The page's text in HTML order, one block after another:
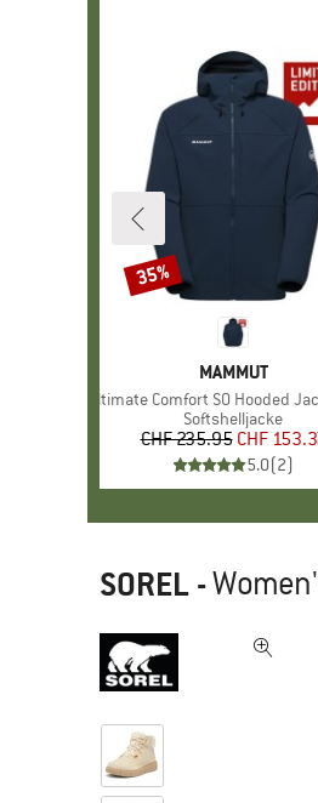
MARKE
MAMMUT
Artikel
Ultimate Comfort SO Hooded Jacket
Produktgruppe
Softshelljacke
Preis
CHF 235.95reduzierter
CHF
5.0(2)
Rabatt
35%
SOREL -